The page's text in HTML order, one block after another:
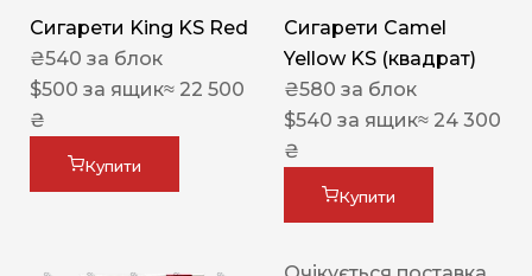
Сигарети King KS Red
₴540 за блок
$500 за ящик≈ 22 500
₴
Купити
Сигарети Camel
Yellow KS (квадрат)
₴580 за блок
$540 за ящик≈ 24 300
₴
Купити